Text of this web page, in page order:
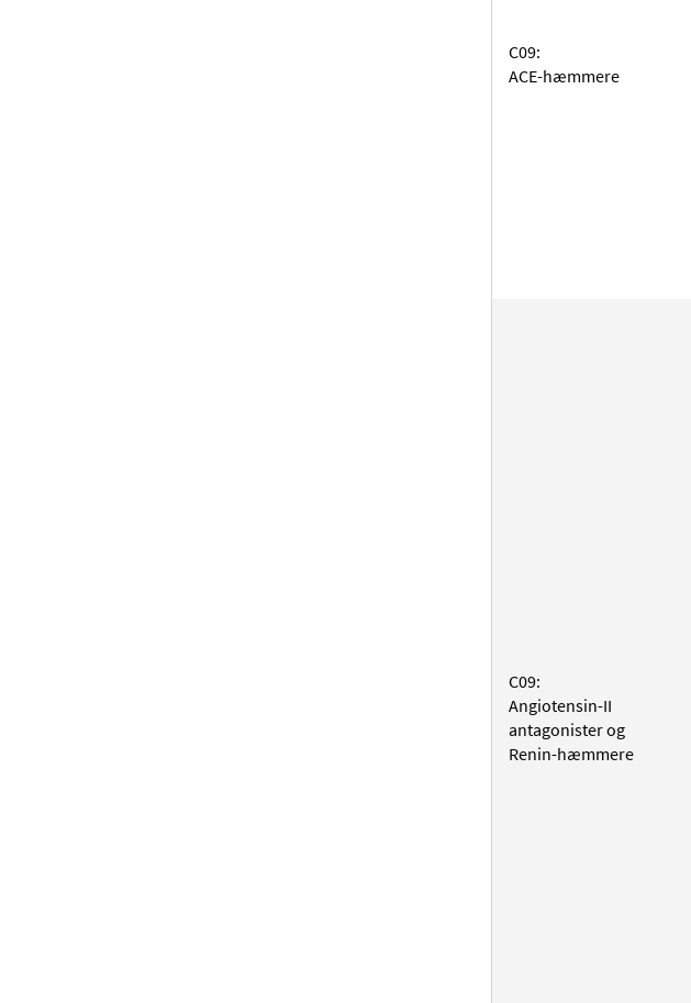
C09:
ACE-hæmmere
C09:
Angiotensin-II
antagonister og
Renin-hæmmere